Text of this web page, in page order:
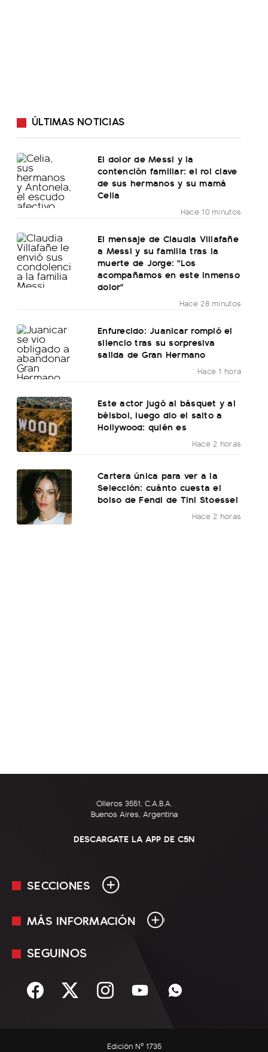
ÚLTIMAS NOTICIAS
El dolor de Messi y la
contención familiar: el rol clave
de sus hermanos y su mamá
Celia
Hace 10 minutos
El mensaje de Claudia Villafañe
a Messi y su familia tras la
muerte de Jorge: "Los
acompañamos en este inmenso
dolor"
Hace 28 minutos
Enfurecido: Juanicar rompió el
silencio tras su sorpresiva
salida de Gran Hermano
Hace 1 hora
Este actor jugó al básquet y al
béisbol, luego dio el salto a
Hollywood: quién es
Hace 2 horas
Cartera única para ver a la
Selección: cuánto cuesta el
bolso de Fendi de Tini Stoessel
Hace 2 horas
Olleros 3551, C.A.B.A.
Buenos Aires, Argentina
DESCARGATE LA APP DE C5N
SECCIONES
En Vivo
Sociedad
MÁS INFORMACIÓN
Mediakit
Términos y condiciones
SEGUINOS
Edición Nº 1735